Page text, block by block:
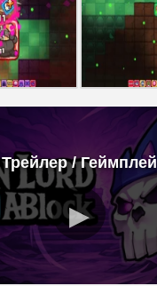
Трейлер / Геймплей